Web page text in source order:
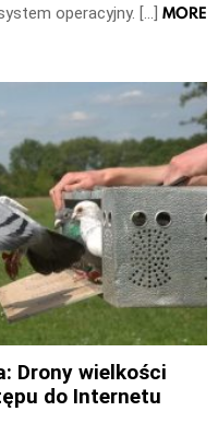
operacyjny. […] MORE
Drony wielkości
do Internetu